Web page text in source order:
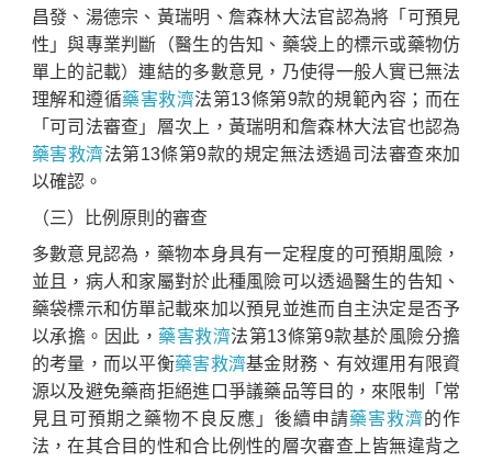
昌發、湯德宗、黃瑞明、詹森林大法官認為將「可預見
性」與專業判斷（醫生的告知、藥袋上的標示或藥物仿
單上的記載）連結的多數意見，乃使得一般人實已無法
理解和遵循藥害救濟法第13條第9款的規範內容；而在
「可司法審查」層次上，黃瑞明和詹森林大法官也認為
藥害救濟法第13條第9款的規定無法透過司法審查來加
以確認。
（三）比例原則的審查
多數意見認為，藥物本身具有一定程度的可預期風險，
並且，病人和家屬對於此種風險可以透過醫生的告知、
藥袋標示和仿單記載來加以預見並進而自主決定是否予
以承擔。因此， 藥害救濟法第13條第9款基於風險分擔
的考量，而以平衡藥害救濟基金財務、有效運用有限資
源以及避免藥商拒絕進口爭議藥品等目的，來限制「常
見且可預期之藥物不良反應」後續申請藥害救濟的作
法，在其合目的性和合比例性的層次審查上皆無違背之